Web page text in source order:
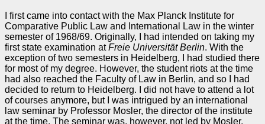
I first came into contact with the Max Planck Institute for
Comparative Public Law and International Law in the winter
semester of 1968/69. Originally, I had intended on taking my
first state examination atFreie Universität Berlin. With the
exception of two semesters in Heidelberg, I had studied there
for most of my degree. However, the student riots at the time
had also reached the Faculty of Law in Berlin, and so I had
decided to return to Heidelberg. I did not have to attend a lot
of courses anymore, but I was intrigued by an international
law seminar by Professor Mosler, the director of the institute
at the time. The seminar was, however, not led by Mosler,